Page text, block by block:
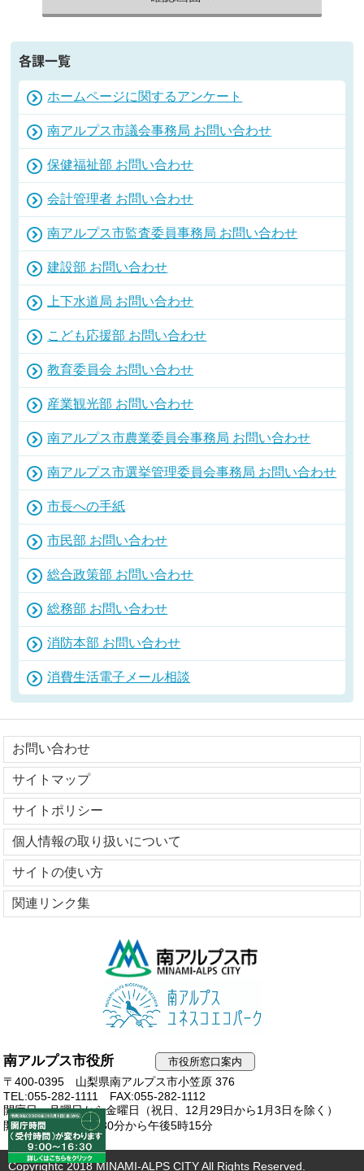
各課一覧
ホームページに関するアンケート
南アルプス市議会事務局 お問い合わせ
保健福祉部 お問い合わせ
会計管理者 お問い合わせ
南アルプス市監査委員事務局 お問い合わせ
建設部 お問い合わせ
上下水道局 お問い合わせ
こども応援部 お問い合わせ
教育委員会 お問い合わせ
産業観光部 お問い合わせ
南アルプス市農業委員会事務局 お問い合わせ
南アルプス市選挙管理委員会事務局 お問い合わせ
市長への手紙
市民部 お問い合わせ
総合政策部 お問い合わせ
総務部 お問い合わせ
消防本部 お問い合わせ
消費生活電子メール相談
お問い合わせ
サイトマップ
サイトポリシー
個人情報の取り扱いについて
サイトの使い方
関連リンク集
南アルプス市役所 市役所窓口案内
〒400-0395 山梨県南アルプス市小笠原 376
TEL:055-282-1111
FAX:055-282-1112
開庁日：月曜日から金曜日（祝日、12月29日から1月3日を除く）
開庁時間：午前8時30分から午後5時15分
Copyrightc 2018 MINAMI-ALPS CITY All Rights Reserved.